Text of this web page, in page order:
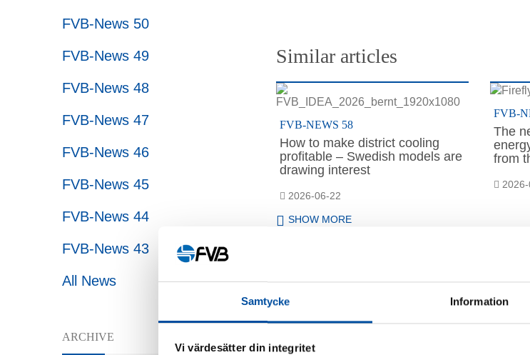
Samtycke Information
Vi värdesätter din integritet
FVB-News 50
FVB-News 49
FVB-News 48
FVB-News 47
FVB-News 46
FVB-News 45
FVB-News 44
FVB-News 43
All News
ARCHIVE
Similar articles
FVB-NEWS 58
How to make district cooling
profitable – Swedish models are
drawing interest
2026-06-22
FVB-
The
from
SHOW MORE